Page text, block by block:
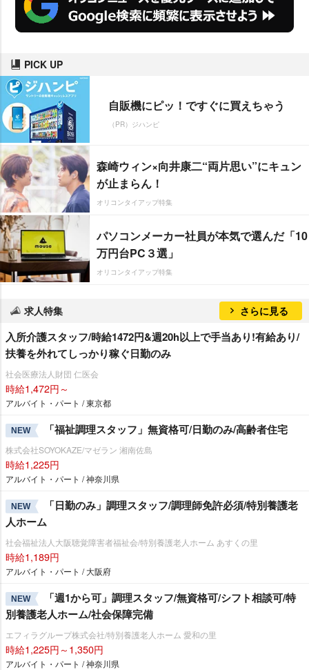
PICK UP
自販機にピッ！ですぐに買えちゃう
（PR）ジハンピ
森崎ウィン×向井康二“両片思い”にキュン
が止まらん！
オリコンタイアップ特集
パソコンメーカー社員が本気で選んだ「10
万円台PC３選」
オリコンタイアップ特集
求人特集 さらに見る
入所介護スタッフ/時給1472円&週20h以上で手当あり!有給あり/
扶養を外れてしっかり稼ぐ日勤のみ
社会医療法人財団 仁医会
時給1,472円～
アルバイト・パート / 東京都
NEW 「福祉調理スタッフ」無資格可/日勤のみ/高齢者住宅
株式会社SOYOKAZE/マゼラン 湘南佐島
時給1,225円
アルバイト・パート / 神奈川県
NEW
「日勤のみ」調理スタッフ/調理師免許必須/特別養護老
人ホーム
社会福祉法人大阪聴覚障害者福祉会/特別養護老人ホーム あすくの里
時給1,189円
アルバイト・パート / 大阪府
NEW
「週1から可」調理スタッフ/無資格可/シフト相談可/特
別養護老人ホーム/社会保障完備
エフィラグループ株式会社/特別養護老人ホーム 愛和の里
時給1,225円～1,350円
アルバイト・パート / 神奈川県